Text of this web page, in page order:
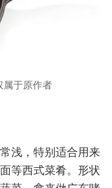
属于原作者
浅，特别适合用来
等西式菜肴。形状